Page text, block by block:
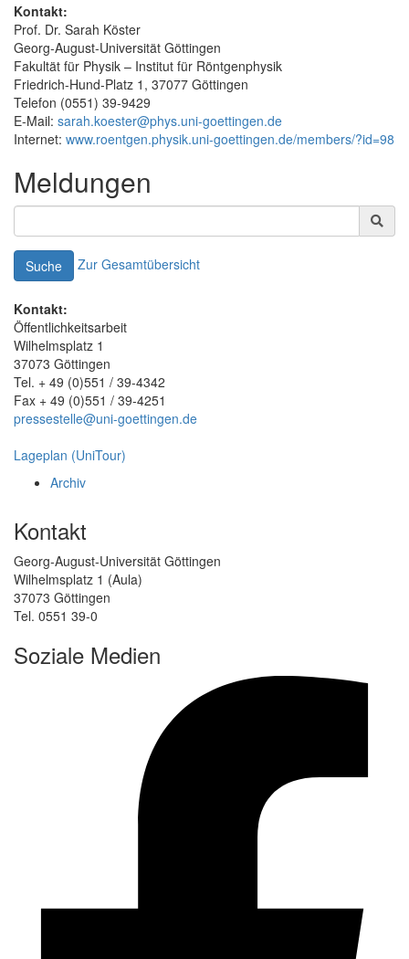
Kontakt:
Prof. Dr. Sarah Köster
Georg-August-Universität Göttingen
Fakultät für Physik – Institut für Röntgenphysik
Friedrich-Hund-Platz 1, 37077 Göttingen
Telefon (0551) 39-9429
E-Mail: sarah.koester@phys.uni-goettingen.de
Internet: www.roentgen.physik.uni-goettingen.de/members/?id=98
Meldungen
Suche Zur Gesamtübersicht
Kontakt:
Öffentlichkeitsarbeit
Wilhelmsplatz 1
37073 Göttingen
Tel. + 49 (0)551 / 39-4342
Fax + 49 (0)551 / 39-4251
pressestelle@uni-goettingen.de
Lageplan (UniTour)
Archiv
Kontakt
Georg-August-Universität Göttingen
Wilhelmsplatz 1 (Aula)
37073 Göttingen
Tel. 0551 39-0
Soziale Medien